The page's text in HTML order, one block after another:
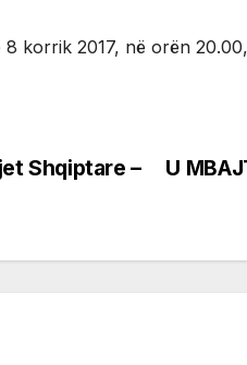
korrik 2017, në orën
U
Shqiptare –